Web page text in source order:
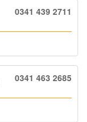
0341 439 2711
0341 463 2685